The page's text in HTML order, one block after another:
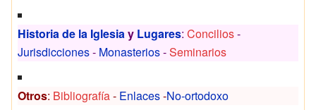
Historia de la Iglesiay Lugares: Concilios-
Jurisdicciones- Monasterios-Seminarios
Otros: Bibliografía- Enlaces-No-ortodoxo